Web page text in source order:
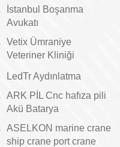
İstanbul Boşanma
Avukatı
Vetix Ümraniye
Veteriner Kliniği
LedTr Aydınlatma
ARK PİL Cnc hafıza pili
Akü Batarya
ASELKON marine crane
ship crane port crane